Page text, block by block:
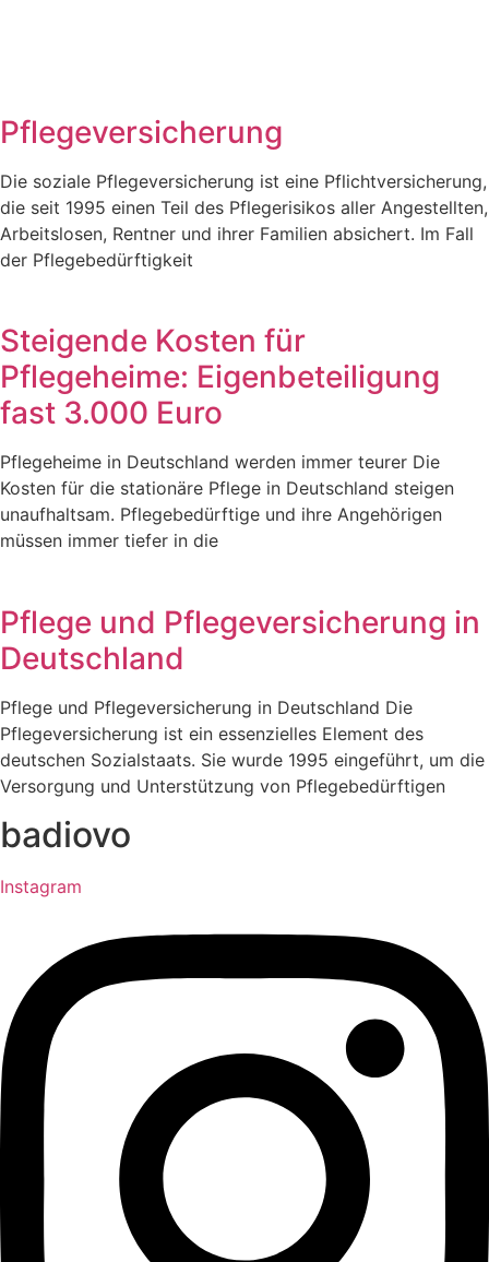
Pflegeversicherung
Die soziale Pflegeversicherung ist eine Pflichtversicherung,
die seit 1995 einen Teil des Pflegerisikos aller Angestellten,
Arbeitslosen, Rentner und ihrer Familien absichert. Im Fall
der Pflegebedürftigkeit
Steigende Kosten für
Pflegeheime: Eigenbeteiligung
fast 3.000 Euro
Pflegeheime in Deutschland werden immer teurer Die
Kosten für die stationäre Pflege in Deutschland steigen
unaufhaltsam. Pflegebedürftige und ihre Angehörigen
müssen immer tiefer in die
Pflege und Pflegeversicherung in
Deutschland
Pflege und Pflegeversicherung in Deutschland Die
Pflegeversicherung ist ein essenzielles Element des
deutschen Sozialstaats. Sie wurde 1995 eingeführt, um die
Versorgung und Unterstützung von Pflegebedürftigen
badiovo
Instagram